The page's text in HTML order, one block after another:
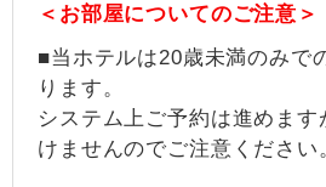
＜お部屋についてのご注意＞
■当ホテルは20歳未満のみで
ります。
システム上ご予約は進めま
けませんのでご注意ください